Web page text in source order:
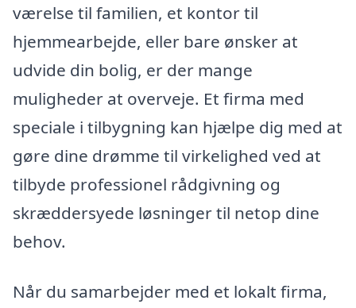
værelse til familien, et kontor til
hjemmearbejde, eller bare ønsker at
udvide din bolig, er der mange
muligheder at overveje. Et firma med
speciale i tilbygning kan hjælpe dig med at
gøre dine drømme til virkelighed ved at
tilbyde professionel rådgivning og
skræddersyede løsninger til netop dine
behov.
Når du samarbejder med et lokalt firma,